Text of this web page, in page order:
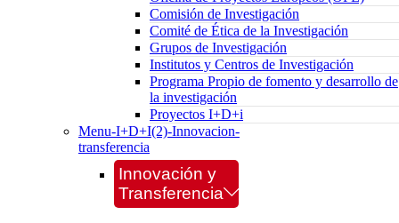
Comisión de Investigación
Comité de Ética de la Investigación
Grupos de Investigación
Institutos y Centros de Investigación
Programa Propio de fomento y desarrollo de
la investigación
Proyectos I+D+i
Menu-I+D+I(2)-Innovacion-
transferencia
Innovación y
Transferencia